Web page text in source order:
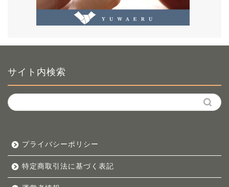
サイト内検索
プライバシーポリシー
特定商取引法に基づく表記